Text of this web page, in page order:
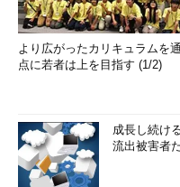
より広がったカリキュラムを
点に若者は上を目指す (1/2)
成長し続け
流出被害者